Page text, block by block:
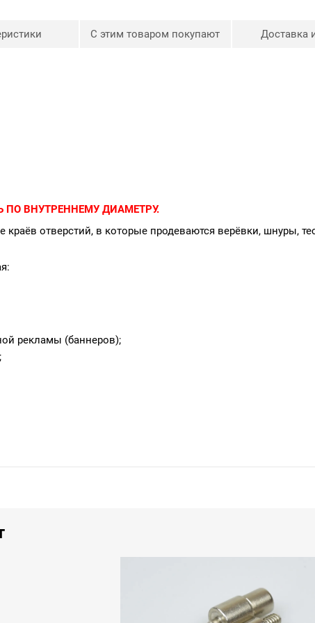
С этим товаром покупают Доставка
ВНУТРЕННЕМУ ДИАМЕТРУ.
краёв отверстий, в которые продеваются верёвки, шнуры,
рекламы (баннеров);